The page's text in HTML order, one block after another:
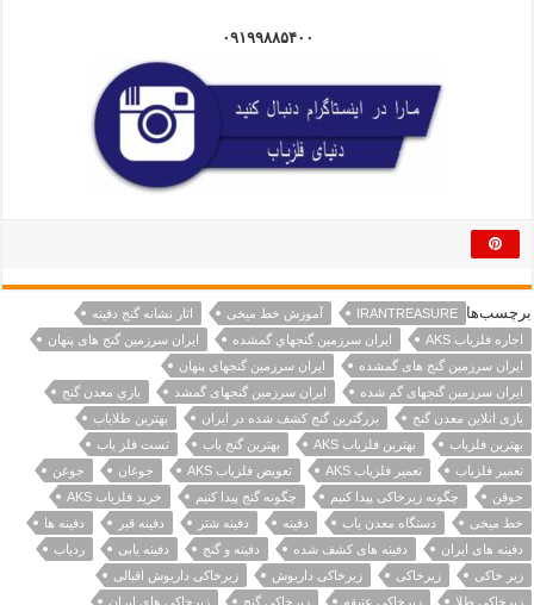
۰۹۱۹۹۸۸۵۴۰۰
برچسب‌ها IRANTREASURE آموزش خط میخی
اثار نشانه گنج دفینه
اجاره فلزیاب AKS
ايران سرزمين گنجهاي گمشده
ایران سرزمین گنج های پنهان
ایران سرزمین گنج های گمشده
ایران سرزمین گنجهای پنهان
ایران سرزمین گنجهای گم شده
ایران سرزمین گنجهای گمشد
بازي معدن گنج
بازی انلاین معدن گنج
بزرگترین گنج کشف شده در ایران
بهترین طلایاب
بهترین فلزیاب
بهترین فلزیاب AKS بهترین گنج یاب
تست فلز یاب
تعمیر فلزیاب
تعمیر فلزیاب AKS تعویض فلزیاب AKS جوغان
جوغن
جوقن
چگونه زیرخاکی پیدا کنیم چگونه گنج پیدا کنیم
خرید فلزیاب AKS
خط میخی
دستگاه معدن یاب دفينه دفینه شتر دفینه قبر
دفینه ها
دفینه های ایران
دفینه های کشف شده دفینه و گنج دفینه یابی
ردیاب
زیر خاکی
زیرخاکی زیرخاکی داریوش
زیرخاکی داریوش اقبالی
زیرخاکی طلا
زیرخاکی عتیقه زیرخاکی گنج زیرخاکی های ایران